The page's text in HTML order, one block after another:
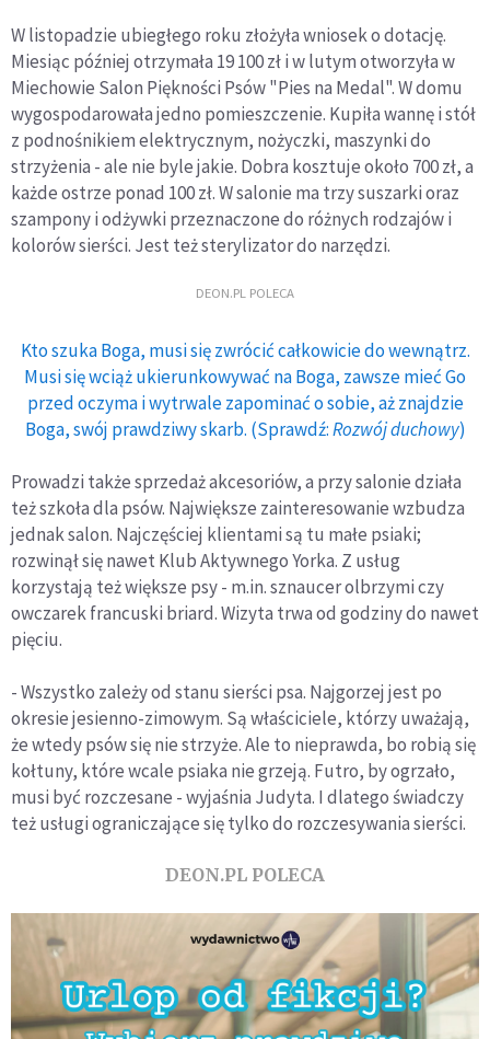
W listopadzie ubiegłego roku złożyła wniosek o dotację.
Miesiąc później otrzymała 19 100 zł i w lutym otworzyła w
Miechowie Salon Piękności Psów "Pies na Medal". W domu
wygospodarowała jedno pomieszczenie. Kupiła wannę i stół
z podnośnikiem elektrycznym, nożyczki, maszynki do
strzyżenia - ale nie byle jakie. Dobra kosztuje około 700 zł, a
każde ostrze ponad 100 zł. W salonie ma trzy suszarki oraz
szampony i odżywki przeznaczone do różnych rodzajów i
kolorów sierści. Jest też sterylizator do narzędzi.
DEON.PL POLECA
Kto szuka Boga, musi się zwrócić całkowicie do wewnątrz.
Musi się wciąż ukierunkowywać na Boga, zawsze mieć Go
przed oczyma i wytrwale zapominać o sobie, aż znajdzie
Boga, swój prawdziwy skarb. (Sprawdź:Rozwój duchowy)
Prowadzi także sprzedaż akcesoriów, a przy salonie działa
też szkoła dla psów. Największe zainteresowanie wzbudza
jednak salon. Najczęściej klientami są tu małe psiaki;
rozwinął się nawet Klub Aktywnego Yorka. Z usług
korzystają też większe psy - m.in. sznaucer olbrzymi czy
owczarek francuski briard. Wizyta trwa od godziny do nawet
pięciu.
- Wszystko zależy od stanu sierści psa. Najgorzej jest po
okresie jesienno-zimowym. Są właściciele, którzy uważają,
że wtedy psów się nie strzyże. Ale to nieprawda, bo robią się
kołtuny, które wcale psiaka nie grzeją. Futro, by ogrzało,
musi być rozczesane - wyjaśnia Judyta. I dlatego świadczy
też usługi ograniczające się tylko do rozczesywania sierści.
DEON.PL POLECA